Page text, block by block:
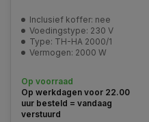
Inclusief koffer: nee
Voedingstype: 230 V
Type: TH-HA 2000/1
Vermogen: 2000 W
Op voorraad
Op werkdagen voor 22.00
uur besteld = vandaag
verstuurd